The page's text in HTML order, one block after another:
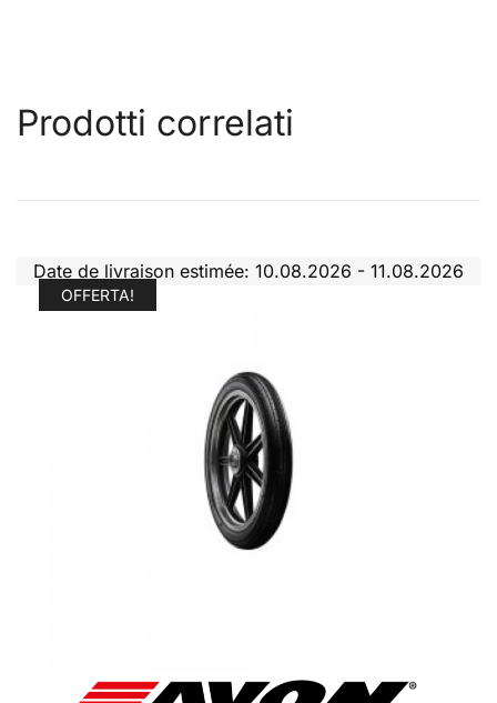
Prodotti correlati
Date de livraison estimée: 10.08.2026 - 11.08.2026
OFFERTA!